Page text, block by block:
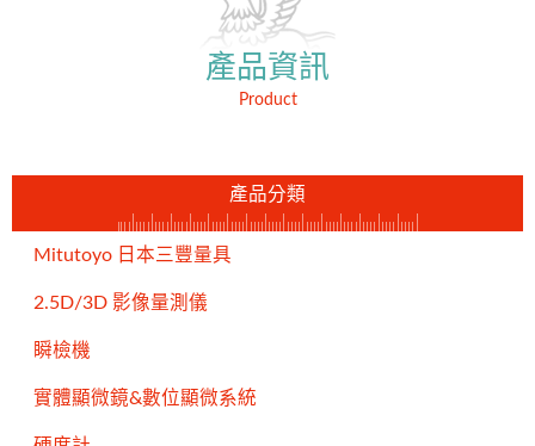
產品資訊
Product
產品分類
Mitutoyo 日本三豐量具
2.5D/3D 影像量測儀
瞬檢機
實體顯微鏡&數位顯微系統